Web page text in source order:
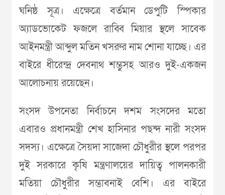
ঘনিষ্ঠ সূত্র। এক্ষেত্রে বর্তমান ডেপুটি স্পিকার
অ্যাডভোকেট ফজলে রাব্বি মিয়ার স্থলে সাবেক
আইনমন্ত্রী আব্দুল মতিন খসরুর নাম শোনা যাচ্ছে। এর
বাইরে ধীরেন্দ্র দেবনাথ শম্ভুসহ আরও দুই-একজন
আলোচনায় রয়েছেন।
সংসদ উপনেতা নির্বাচনে দশম সংসদের মতো
এবারও প্রধানমন্ত্রী শেখ হাসিনার পছন্দ নারী সংসদ
সদস্য। এক্ষেত্রে সৈয়দা সাজেদা চৌধুরীর স্থলে পরপর
দুই সরকারে কৃষি মন্ত্রণালয়ের দায়িত্ব পালনকারী
মতিয়া চৌধুরীর সম্ভাবনাই বেশি। এর বাইরে